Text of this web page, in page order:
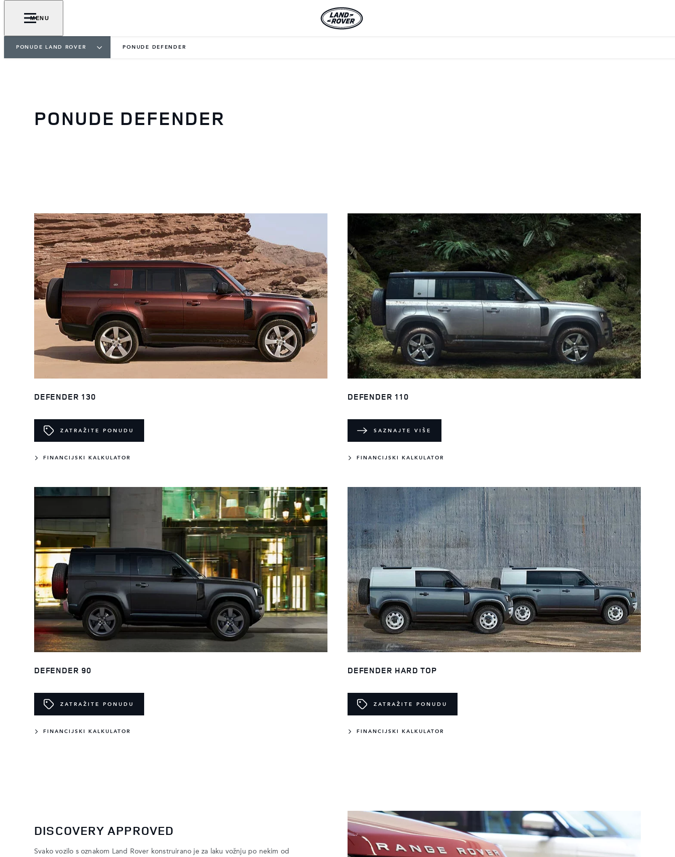
MENU
PONUDE LAND ROVER PONUDE DEFENDER
PONUDE DEFENDER
DEFENDER 130
ZATRAŽITE PONUDU
FINANCIJSKI KALKULATOR
DEFENDER 110
SAZNAJTE VIŠE
FINANCIJSKI KALKULATOR
DEFENDER 90
ZATRAŽITE PONUDU
FINANCIJSKI KALKULATOR
DEFENDER HARD TOP
ZATRAŽITE PONUDU
FINANCIJSKI KALKULATOR
DISCOVERY APPROVED
Svako vozilo s oznakom Land Rover konstruirano je za laku vožnju po nekim od